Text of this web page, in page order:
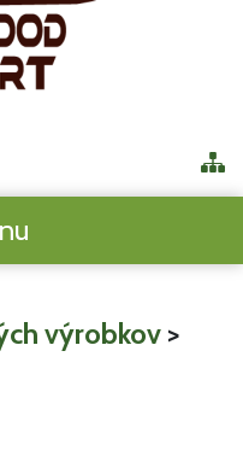
výrobkov >